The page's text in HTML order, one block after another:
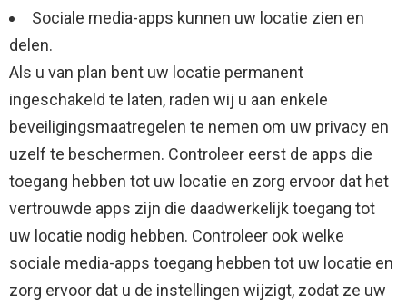
Sociale media-apps kunnen uw locatie zien en
delen.
Als u van plan bent uw locatie permanent
ingeschakeld te laten, raden wij u aan enkele
beveiligingsmaatregelen te nemen om uw privacy en
uzelf te beschermen. Controleer eerst de apps die
toegang hebben tot uw locatie en zorg ervoor dat het
vertrouwde apps zijn die daadwerkelijk toegang tot
uw locatie nodig hebben. Controleer ook welke
sociale media-apps toegang hebben tot uw locatie en
zorg ervoor dat u de instellingen wijzigt, zodat ze uw